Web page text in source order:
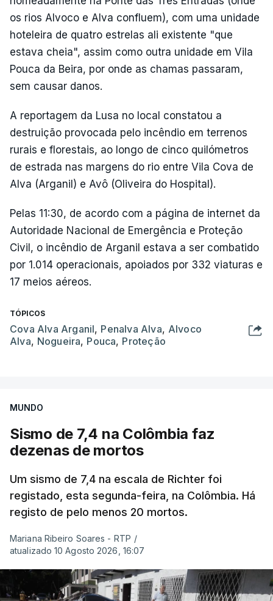
os rios Alvoco e Alva confluem), com uma unidade
hoteleira de quatro estrelas ali existente "que
estava cheia", assim como outra unidade em Vila
Pouca da Beira, por onde as chamas passaram,
sem causar danos.
A reportagem da Lusa no local constatou a
destruição provocada pelo incêndio em terrenos
rurais e florestais, ao longo de cinco quilómetros
de estrada nas margens do rio entre Vila Cova de
Alva (Arganil) e Avô (Oliveira do Hospital).
Pelas 11:30, de acordo com a página de internet da
Autoridade Nacional de Emergência e Proteção
Civil, o incêndio de Arganil estava a ser combatido
por 1.014 operacionais, apoiados por 332 viaturas e
17 meios aéreos.
TÓPICOS
Cova Alva Arganil, Penalva Alva, Alvoco
Alva, Nogueira, Pouca, Proteção
MUNDO
Sismo de 7,4 na Colômbia faz
dezenas de mortos
Um sismo de 7,4 na escala de Richter foi
registado, esta segunda-feira, na Colômbia. Há
registo de pelo menos 20 mortos.
Mariana Ribeiro Soares - RTP /
atualizado 10 Agosto 2026, 16:07